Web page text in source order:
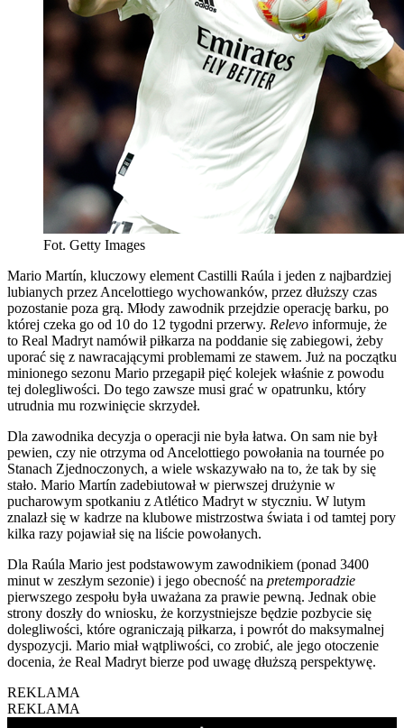
Fot. Getty Images
Mario Martín, kluczowy element Castilli Raúla i jeden z najbardziej
lubianych przez Ancelottiego wychowanków, przez dłuższy czas
pozostanie poza grą. Młody zawodnik przejdzie operację barku, po
której czeka go od 10 do 12 tygodni przerwy. Relevo informuje, że
to Real Madryt namówił piłkarza na poddanie się zabiegowi, żeby
uporać się z nawracającymi problemami ze stawem. Już na początku
minionego sezonu Mario przegapił pięć kolejek właśnie z powodu
tej dolegliwości. Do tego zawsze musi grać w opatrunku, który
utrudnia mu rozwinięcie skrzydeł.
Dla zawodnika decyzja o operacji nie była łatwa. On sam nie był
pewien, czy nie otrzyma od Ancelottiego powołania na tournée po
Stanach Zjednoczonych, a wiele wskazywało na to, że tak by się
stało. Mario Martín zadebiutował w pierwszej drużynie w
pucharowym spotkaniu z Atlético Madryt w styczniu. W lutym
znalazł się w kadrze na klubowe mistrzostwa świata i od tamtej pory
kilka razy pojawiał się na liście powołanych.
Dla Raúla Mario jest podstawowym zawodnikiem (ponad 3400
minut w zeszłym sezonie) i jego obecność na pretemporadzie
pierwszego zespołu była uważana za prawie pewną. Jednak obie
strony doszły do wniosku, że korzystniejsze będzie pozbycie się
dolegliwości, które ograniczają piłkarza, i powrót do maksymalnej
dyspozycji. Mario miał wątpliwości, co zrobić, ale jego otoczenie
docenia, że Real Madryt bierze pod uwagę dłuższą perspektywę.
REKLAMA
REKLAMA